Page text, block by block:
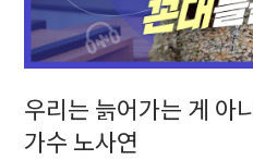
우리는 늙어가는 게 아
가수 노사연